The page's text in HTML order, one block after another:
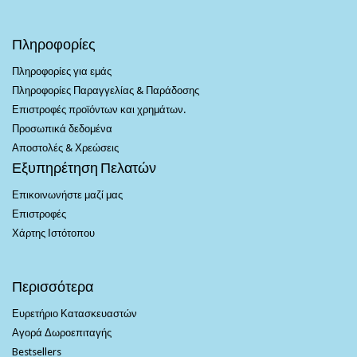
Πληροφορίες
Πληροφορίες για εμάς
Πληροφορίες Παραγγελίας & Παράδοσης
Επιστροφές προϊόντων και χρημάτων.
Προσωπικά δεδομένα
Αποστολές & Χρεώσεις
Εξυπηρέτηση Πελατών
Επικοινωνήστε μαζί μας
Επιστροφές
Χάρτης Ιστότοπου
Περισσότερα
Ευρετήριο Κατασκευαστών
Αγορά Δωροεπιταγής
Bestsellers